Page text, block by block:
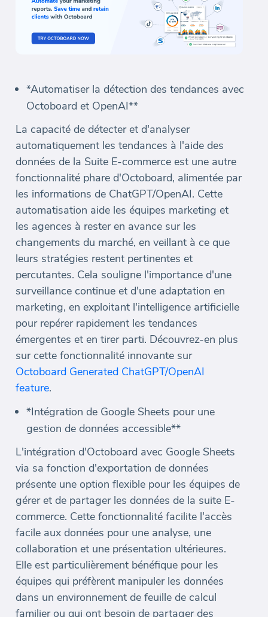
*Automatiser la détection des tendances avec
Octoboard et OpenAI**
La capacité de détecter et d'analyser
automatiquement les tendances à l'aide des
données de la Suite E-commerce est une autre
fonctionnalité phare d'Octoboard, alimentée par
les informations de ChatGPT/OpenAI. Cette
automatisation aide les équipes marketing et
les agences à rester en avance sur les
changements du marché, en veillant à ce que
leurs stratégies restent pertinentes et
percutantes. Cela souligne l'importance d'une
surveillance continue et d'une adaptation en
marketing, en exploitant l'intelligence artificielle
pour repérer rapidement les tendances
émergentes et en tirer parti. Découvrez-en plus
sur cette fonctionnalité innovante sur
Octoboard Generated ChatGPT/OpenAI
feature.
*Intégration de Google Sheets pour une
gestion de données accessible**
L'intégration d'Octoboard avec Google Sheets
via sa fonction d'exportation de données
présente une option flexible pour les équipes de
gérer et de partager les données de la suite E-
commerce. Cette fonctionnalité facilite l'accès
facile aux données pour une analyse, une
collaboration et une présentation ultérieures.
Elle est particulièrement bénéfique pour les
équipes qui préfèrent manipuler les données
dans un environnement de feuille de calcul
familier ou qui ont besoin de partager des